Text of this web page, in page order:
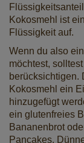
Kokosmehl ist
Flüssigkeit auf.
Wenn du also
möchtest,
berücksichtigen.
Kokosmehl ein
hinzugefügt
ein glutenfreies
Bananenbrot
Pancakes.